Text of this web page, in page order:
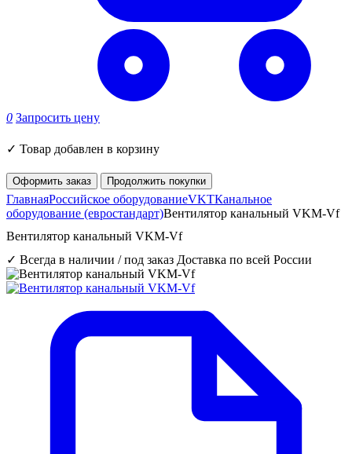
0 Запросить цену
✓ Товар добавлен в корзину
Оформить заказ Продолжить покупки
ГлавнаяРоссийское оборудованиеVKTКанальное
оборудование (евростандарт)Вентилятор канальный VKM-Vf
Вентилятор канальный VKM-Vf
✓ Всегда в наличии / под заказ Доставка по всей России